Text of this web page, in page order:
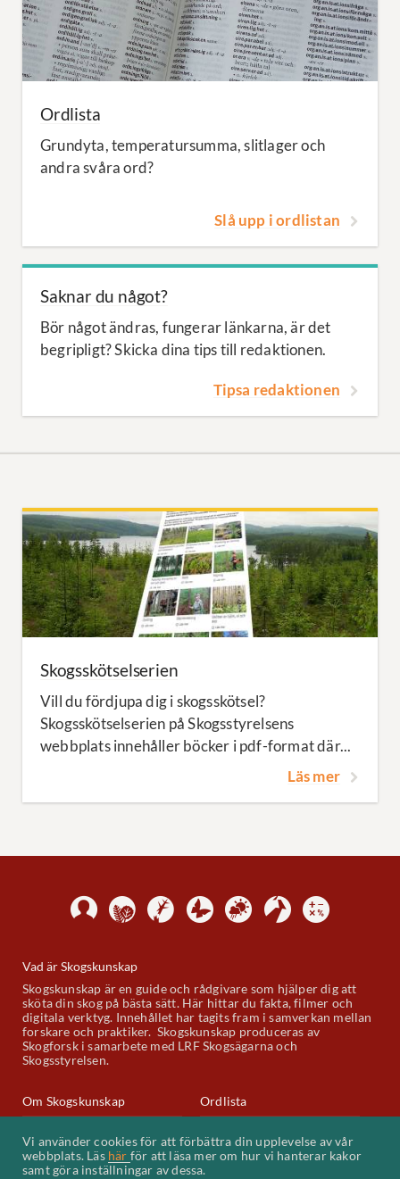
Ordlista
Grundyta, temperatursumma, slitlager och
andra svåra ord?
Slå upp i ordlistan
Saknar du något?
Bör något ändras, fungerar länkarna, är det
begripligt? Skicka dina tips till redaktionen.
Tipsa redaktionen
Skogsskötselserien
Vill du fördjupa dig i skogsskötsel?
Skogsskötselserien på Skogsstyrelsens
webbplats innehåller böcker i pdf-format där...
Läs mer
Vad är Skogskunskap
Skogskunskap är en guide och rådgivare som hjälper dig att
sköta din skog på bästa sätt. Här hittar du fakta, filmer och
digitala verktyg. Innehållet har tagits fram i samverkan mellan
forskare och praktiker. Skogskunskap produceras av
Skogforsk i samarbete med LRF Skogsägarna och
Skogsstyrelsen.
Om Skogskunskap Ordlista
Kakor (cookies)
Vi använder cookies för att förbättra din upplevelse av vår
webbplats. Läs här för att läsa mer om hur vi hanterar kakor
samt göra inställningar av dessa.